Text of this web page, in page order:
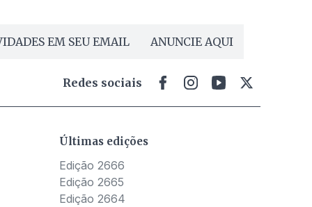
EM SEU EMAIL ANUNCIE AQUI
Redes sociais
Últimas edições
Edição 2666
Edição 2665
Edição 2664